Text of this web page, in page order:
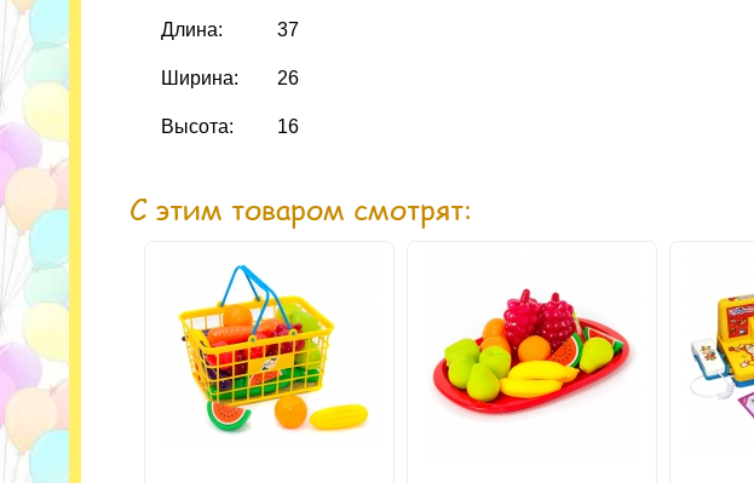
Длина:
37
Ширина: 26
Высота: 16
С этим товаром смотрят: